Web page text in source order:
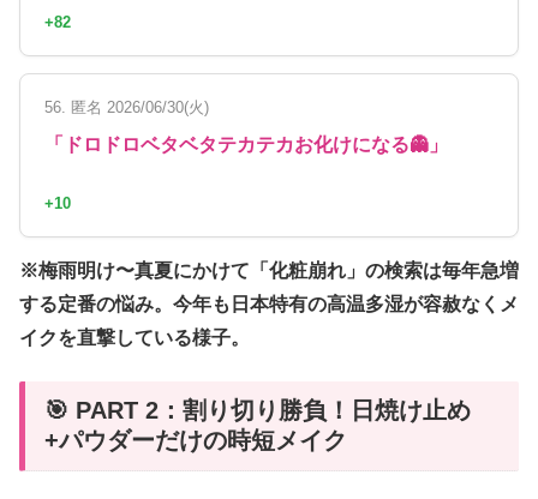
+82
56. 匿名 2026/06/30(火)
「ドロドロベタベタテカテカお化けになる👻」
+10
※梅雨明け〜真夏にかけて「化粧崩れ」の検索は毎年急増
する定番の悩み。今年も日本特有の高温多湿が容赦なくメ
イクを直撃している様子。
🎯 PART 2：割り切り勝負！日焼け止め
+パウダーだけの時短メイク